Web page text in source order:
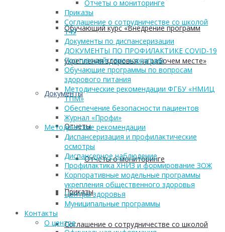
Обучающий курс «Внедрение программ
укрепления здоровья на рабочем месте»
Документы
Отчеты
Отчеты о мониторинге
Приказы
Соглашение о сотрудничестве со школой
Отчеты о мониторинге
Приказы
Соглашение о сотрудничестве со школой
149
Документы по диспансеризации
ДОКУМЕНТЫ ПО ПРОФИЛАКТИКЕ COVID-19
Противодействие коррупции
Обучающие программы по вопросам
здорового питания
Методические рекомендации ФГБУ «НМИЦ
ТПМ»
Обеспечение безопасности пациентов
Журнал «Профи»
Методические рекомендации
Диспансеризация и профилактические
осмотры
Диспансерное наблюдение
Профилактика ХНИЗ и формирование ЗОЖ
Корпоративные модельные программы
укрепления общественного здоровья
Центры здоровья
Муниципальные программы
Контакты
О центре